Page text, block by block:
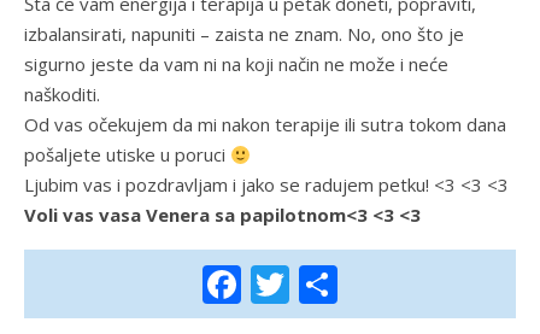
izbalansirati, napuniti – zaista ne znam. No, ono što je
sigurno jeste da vam ni na koji način ne može i neće
naškoditi.
Od vas očekujem da mi nakon terapije ili sutra tokom dana
pošaljete utiske u poruci
Ljubim vas i pozdravljam i jako se radujem petku! <3 <3 <3
Voli vas vasa Venera sa papilotnom<3 <3 <3
Facebook
Twitter